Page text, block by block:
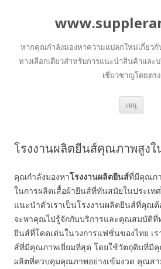
หากคุณกำลังมองหาความแปลกใหม่เกี่ยว
ทางเลือกเดียวสำหรับการแนะนำสินค้าและ
เชี่ยวชาญโดยตรง
เมนู ข้าม
ยัง
โรงงานผลิตยีนส์คุณภาพสูงใ
คุณกำลังมองหาโรงงานผลิตยีนส์ที่มีคุณภ
ในการผลิตเสื้อผ้ายีนส์ที่ทันสมัยในประเท
แนะนำตัวเราเป็นโรงงานผลิตยีนส์ที่คุณต้
จะพาคุณไปรู้จักกับบริการและคุณสมบัติที่
ยีนส์ที่โดดเด่นในวงการแฟชั่นของไทย เ
ส์ที่มีคุณภาพเยี่ยมที่สุด โดยใช้วัตถุดิบที่มี
ผลิตที่ควบคุมคุณภาพอย่างเข้มงวด คุณส